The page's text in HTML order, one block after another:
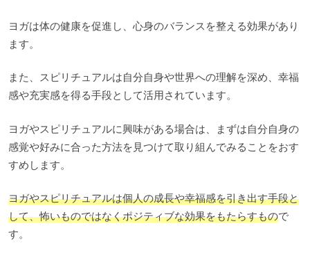
ヨガは体の健康を促進し、心身のバランスを整える効果があり
ます。
また、スピリチュアルは自分自身や世界への理解を深め、幸福
感や充実感を得る手段として活用されています。
ヨガやスピリチュアルに興味がある場合は、まずは自分自身の
感覚や好みに合った方法を見つけて取り組んでみることをおす
すめします。
ヨガやスピリチュアルは個人の成長や幸福感を引き出す手段と
して、怖いものではなくポジティブな効果をもたらすもので
す。